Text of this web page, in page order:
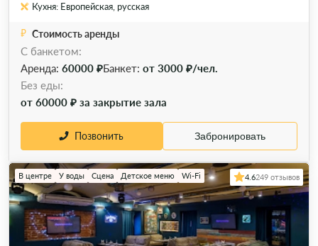
Кухня: Европейская, русская
Стоимость аренды
С банкетом:
Аренда: 60000 ₽Банкет: от 3000 ₽/чел.
Без еды:
от 60000 ₽ за закрытие зала
Позвонить Забронировать
В центре У воды Сцена Детское меню Wi-Fi 4.6249 отзывов